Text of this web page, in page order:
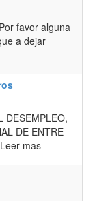
favor alguna
a dejar
DESEMPLEO,
DE ENTRE
mas